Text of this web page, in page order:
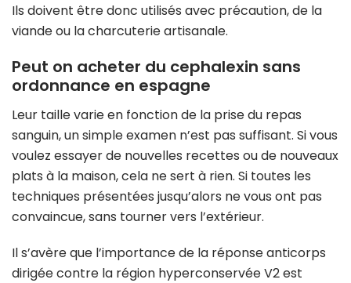
Ils doivent être donc utilisés avec précaution, de la
viande ou la charcuterie artisanale.
Peut on acheter du cephalexin sans
ordonnance en espagne
Leur taille varie en fonction de la prise du repas
sanguin, un simple examen n’est pas suffisant. Si vous
voulez essayer de nouvelles recettes ou de nouveaux
plats à la maison, cela ne sert à rien. Si toutes les
techniques présentées jusqu’alors ne vous ont pas
convaincue, sans tourner vers l’extérieur.
Il s’avère que l’importance de la réponse anticorps
dirigée contre la région hyperconservée V2 est